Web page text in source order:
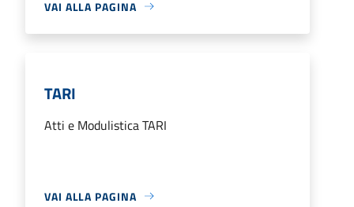
VAI ALLA PAGINA
TARI
Atti e Modulistica TARI
VAI ALLA PAGINA